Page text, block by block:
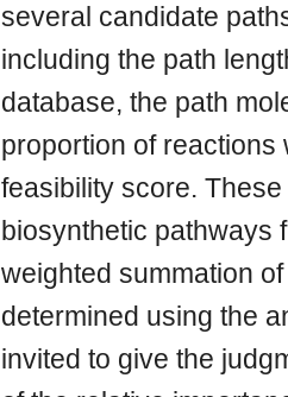
several candidate
including the path
database, the path
proportion of reactions
feasibility score.
biosynthetic pathways
weighted summation
determined using the
invited to give the